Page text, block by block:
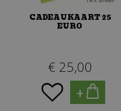
CADEAUKAART 25
EURO
€ 25,00
+